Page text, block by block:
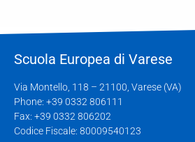
Scuola Europea di Varese
Via Montello, 118 – 21100, Varese (VA)
Phone: +39 0332 806111
Fax: +39 0332 806202
Codice Fiscale: 80009540123